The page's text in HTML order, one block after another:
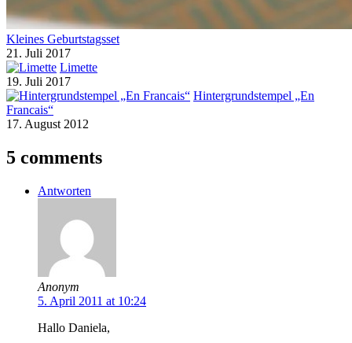
Kleines Geburtstagsset
21. Juli 2017
Limette
19. Juli 2017
Hintergrundstempel „En
Francais“
17. August 2012
5 comments
Antworten
Anonym
5. April 2011 at 10:24
Hallo Daniela,